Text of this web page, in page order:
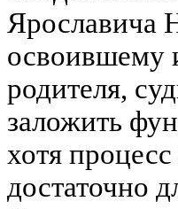
Ярославича
освоившему
родителя,
заложить
хотя
достаточно